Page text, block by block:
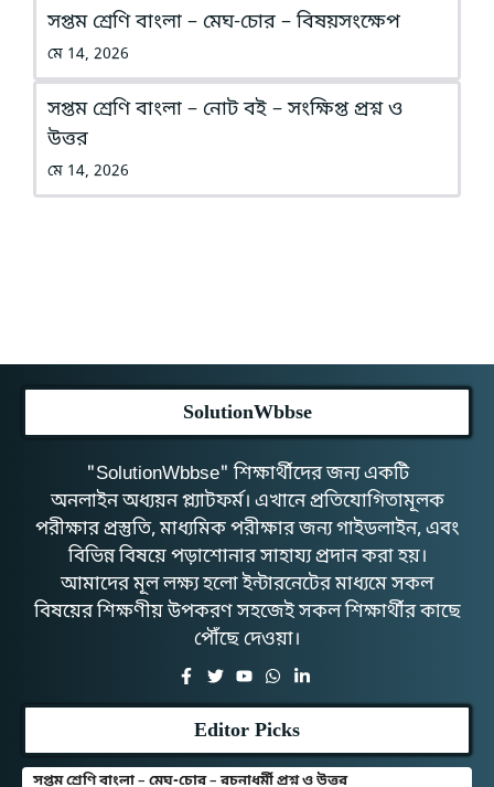
সপ্তম শ্রেণি বাংলা – মেঘ-চোর – বিষয়সংক্ষেপ
মে 14, 2026
সপ্তম শ্রেণি বাংলা – নোট বই – সংক্ষিপ্ত প্রশ্ন ও
উত্তর
মে 14, 2026
SolutionWbbse
"SolutionWbbse" শিক্ষার্থীদের জন্য একটি
অনলাইন অধ্যয়ন প্ল্যাটফর্ম। এখানে প্রতিযোগিতামূলক
পরীক্ষার প্রস্তুতি, মাধ্যমিক পরীক্ষার জন্য গাইডলাইন, এবং
বিভিন্ন বিষয়ে পড়াশোনার সাহায্য প্রদান করা হয়।
আমাদের মূল লক্ষ্য হলো ইন্টারনেটের মাধ্যমে সকল
বিষয়ের শিক্ষণীয় উপকরণ সহজেই সকল শিক্ষার্থীর কাছে
পৌঁছে দেওয়া।
Editor Picks
সপ্তম শ্রেণি বাংলা – মেঘ-চোর – রচনাধর্মী প্রশ্ন ও উত্তর